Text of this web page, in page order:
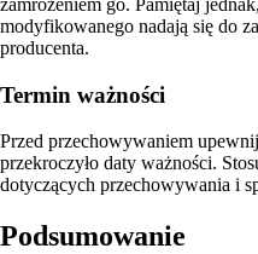
modyfikowanego nadają się do
producenta.
Termin ważności
Przed przechowywaniem
przekroczyło daty ważności.
dotyczących przechowywania i
Podsumowanie